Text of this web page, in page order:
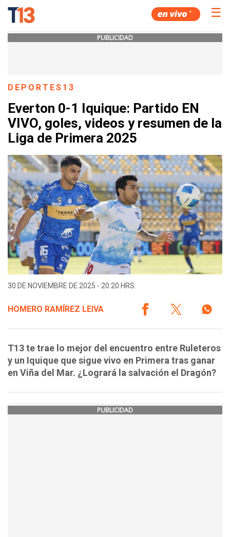
☰
PUBLICIDAD
DEPORTES13
Everton 0-1 Iquique: Partido EN
VIVO, goles, videos y resumen de la
Liga de Primera 2025
30 DE NOVIEMBRE DE 2025 - 20:20 HRS.
HOMERO RAMÍREZ LEIVA
T13 te trae lo mejor del encuentro entre Ruleteros
y un Iquique que sigue vivo en Primera tras ganar
en Viña del Mar. ¿Logrará la salvación el Dragón?
PUBLICIDAD